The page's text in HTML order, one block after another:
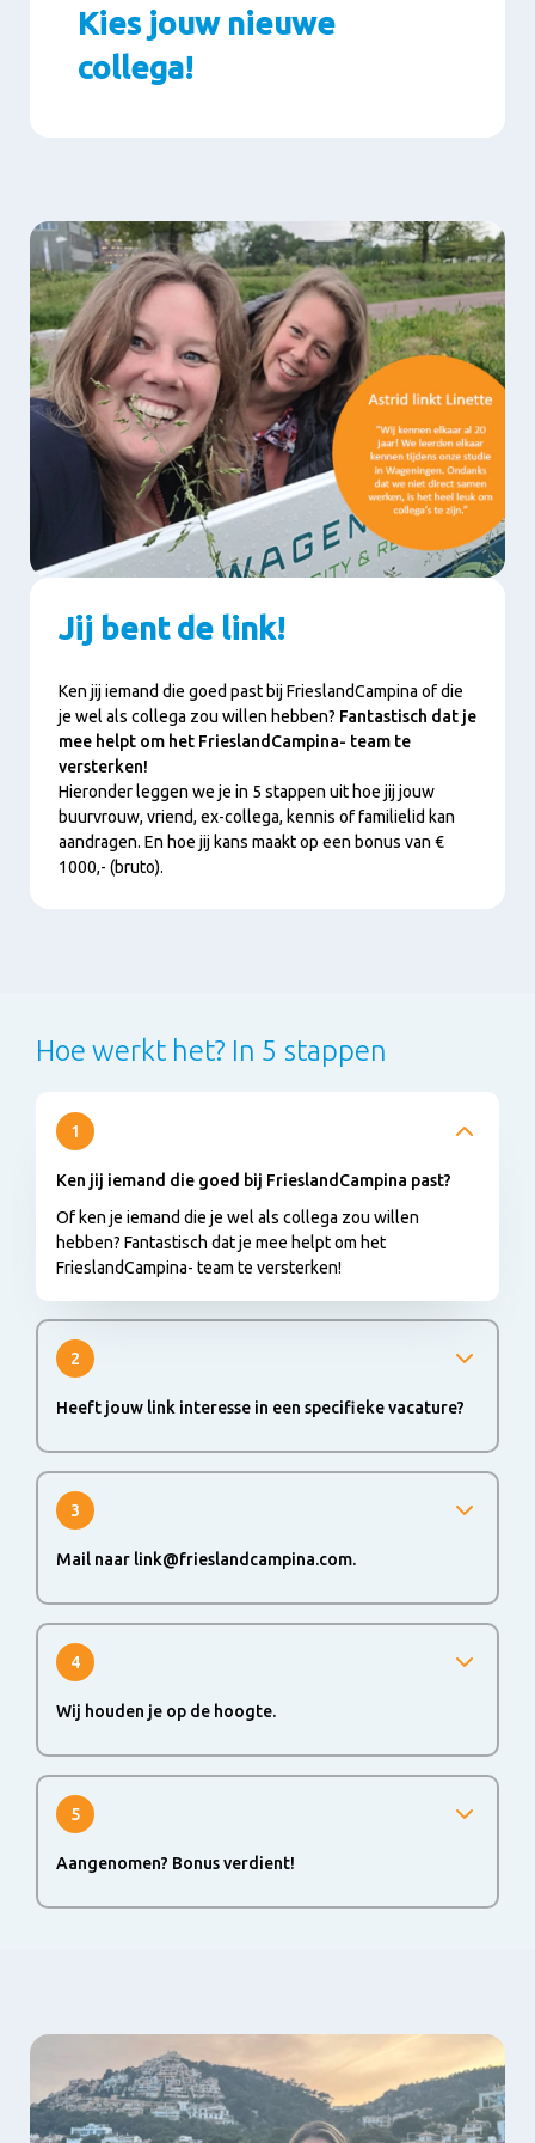
Kies jouw nieuwe
collega!
Paragrafen
Jij bent de link!
Ken jij iemand die goed past bij FrieslandCampina of die
je wel als collega zou willen hebben? Fantastisch dat je
mee helpt om het FrieslandCampina- team te
versterken!
Hieronder leggen we je in 5 stappen uit hoe jij jouw
buurvrouw, vriend, ex-collega, kennis of familielid kan
aandragen. En hoe jij kans maakt op een bonus van €
1000,- (bruto).
Hoe werkt het? In 5 stappen
1
Ken jij iemand die goed bij FrieslandCampina past?
Of ken je iemand die je wel als collega zou willen
hebben? Fantastisch dat je mee helpt om het
FrieslandCampina- team te versterken!
2
Heeft jouw link interesse in een specifieke vacature?
by op careers.frieslandcampina.com.
3
Mail naar link@frieslandcampina.com.
te mailen naar link@frieslandcampina.com. Op die manier
kunnen we de verwijzing checken.
4
Wij houden je op de hoogte.
op gesprek mag komen en wanneer deze is
aangenomen/ afgewezen. In de tussentijd mogen we je
helaas niet informeren in verband met de wetgeving
5
Aangenomen? Bonus verdient!